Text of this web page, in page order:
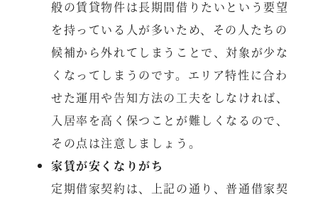
般の賃貸物件は長期間借りたいという要望
を持っている人が多いため、その人たちの
候補から外れてしまうことで、対象が少な
くなってしまうのです。エリア特性に合わ
せた運用や告知方法の工夫をしなければ、
入居率を高く保つことが難しくなるので、
その点は注意しましょう。
家賃が安くなりがち
定期借家契約は、上記の通り、普通借家契